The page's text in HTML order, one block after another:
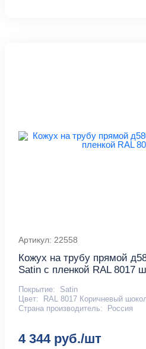
Артикул: 22558
Кожух на трубу прямой
Satin с пленкой RAL 8017
Покрытие:
Satin
Цвет:
RAL 8017 Коричневый
Страна производитель:
Россия
4 344 руб./шт